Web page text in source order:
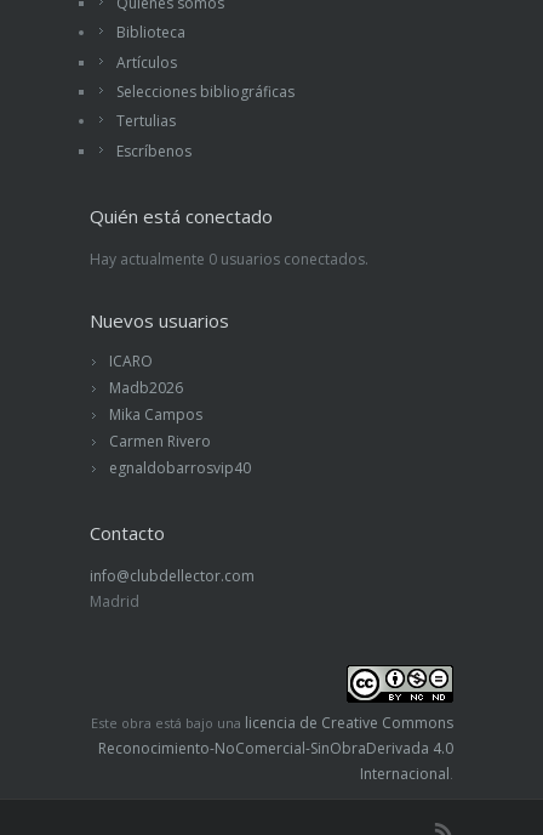
Biblioteca
Artículos
Selecciones bibliográficas
Tertulias
Escríbenos
Quién está conectado
Hay actualmente 0 usuarios conectados.
Nuevos usuarios
ICARO
Madb2026
Mika Campos
Carmen Rivero
egnaldobarrosvip40
Contacto
info@clubdellector.com
Madrid
Este obra está bajo una licencia de Creative Commons
Reconocimiento-NoComercial-SinObraDerivada 4.0
Internacional